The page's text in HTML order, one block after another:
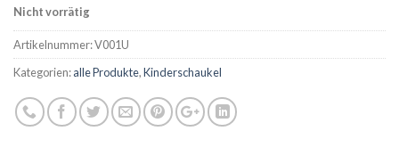
Nicht vorrätig
Artikelnummer:V001U
Kategorien:alle Produkte,Kinderschaukel